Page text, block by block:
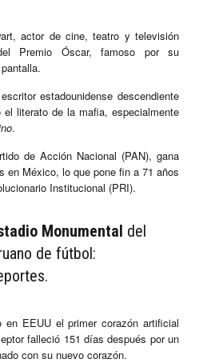
actor de cine, teatro y televisión
Premio Óscar, famoso por su
escritor estadounidense descendiente
literato de la mafia, especialmente
.
de Acción Nacional (PAN), gana
en México, lo que pone fin a 71 años
Institucional (PRI).
Monumental del
de fútbol:
en EEUU el primer corazón artificial
falleció 151 días después por un
con su nuevo corazón.